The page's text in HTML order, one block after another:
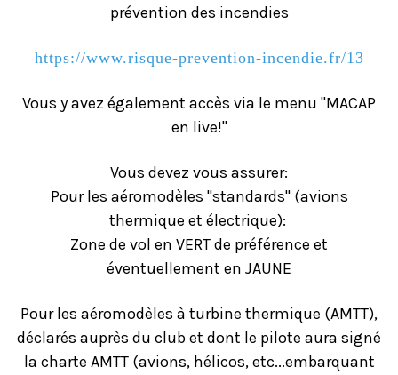
prévention des incendies
https://www.risque-prevention-incendie.fr/13
Vous y avez également accès via le menu "MACAP
en live!"
Vous devez vous assurer:
Pour les aéromodèles "standards" (avions
thermique et électrique):
Zone de vol en VERT de préférence et
éventuellement en JAUNE
Pour les aéromodèles à turbine thermique (AMTT),
déclarés auprès du club et dont le pilote aura signé
la charte AMTT (avions, hélicos, etc...embarquant